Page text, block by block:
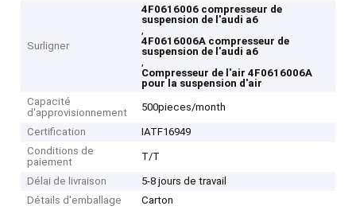
Surligner
4F0616006 compresseur de
suspension de l'audi a6
,
4F0616006A compresseur de
suspension de l'audi a6
,
Compresseur de l'air 4F0616006A
pour la suspension d'air
Capacité
d'approvisionnement
500pieces/month
Certification
IATF16949
Conditions de
paiement
T/T
Délai de livraison
5-8 jours de travail
Détails d'emballage
Carton